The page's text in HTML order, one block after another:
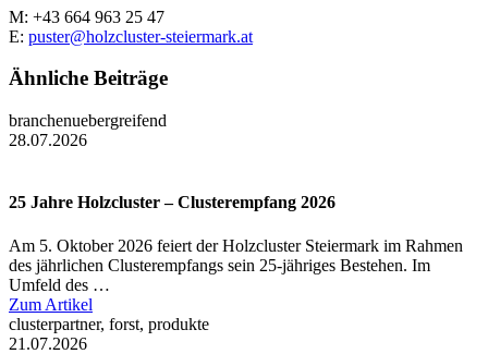
M: +43 664 963 25 47
E: puster@holzcluster-steiermark.at
Ähnliche Beiträge
branchenuebergreifend
28.07.2026
25 Jahre Holzcluster – Clusterempfang 2026
Am 5. Oktober 2026 feiert der Holzcluster Steiermark im Rahmen
des jährlichen Clusterempfangs sein 25-jähriges Bestehen. Im
Umfeld des …
Zum Artikel
clusterpartner, forst, produkte
21.07.2026